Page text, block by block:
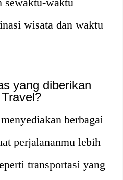
wisata dan waktu
yang diberikan
berbagai
perjalananmu lebih
transportasi yang